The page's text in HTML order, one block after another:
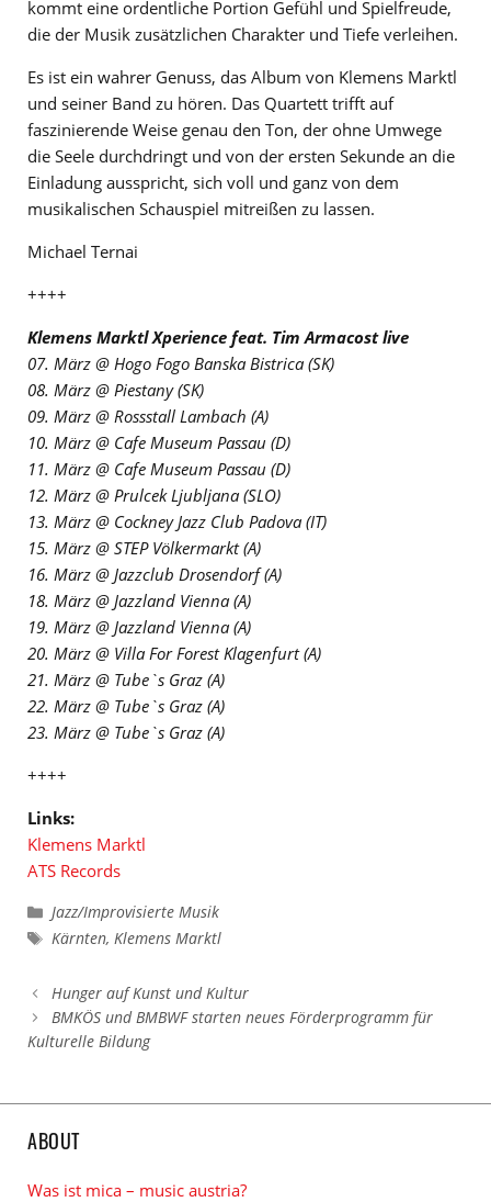
kommt eine ordentliche Portion Gefühl und Spielfreude,
die der Musik zusätzlichen Charakter und Tiefe verleihen.
Es ist ein wahrer Genuss, das Album von Klemens Marktl
und seiner Band zu hören. Das Quartett trifft auf
faszinierende Weise genau den Ton, der ohne Umwege
die Seele durchdringt und von der ersten Sekunde an die
Einladung ausspricht, sich voll und ganz von dem
musikalischen Schauspiel mitreißen zu lassen.
Michael Ternai
++++
Klemens Marktl Xperience feat. Tim Armacost live
07. März @ Hogo Fogo Banska Bistrica (SK)
08. März @ Piestany (SK)
09. März @ Rossstall Lambach (A)
10. März @ Cafe Museum Passau (D)
11. März @ Cafe Museum Passau (D)
12. März @ Prulcek Ljubljana (SLO)
13. März @ Cockney Jazz Club Padova (IT)
15. März @ STEP Völkermarkt (A)
16. März @ Jazzclub Drosendorf (A)
18. März @ Jazzland Vienna (A)
19. März @ Jazzland Vienna (A)
20. März @ Villa For Forest Klagenfurt (A)
21. März @ Tube`s Graz (A)
22. März @ Tube`s Graz (A)
23. März @ Tube`s Graz (A)
++++
Links:
Klemens Marktl
ATS Records
Kategorien
Jazz/Improvisierte Musik
Schlagwörter
Kärnten,Klemens Marktl
Hunger auf Kunst und Kultur
BMKÖS und BMBWF starten neues Förderprogramm für
Kulturelle Bildung
ABOUT
Was ist mica – music austria?